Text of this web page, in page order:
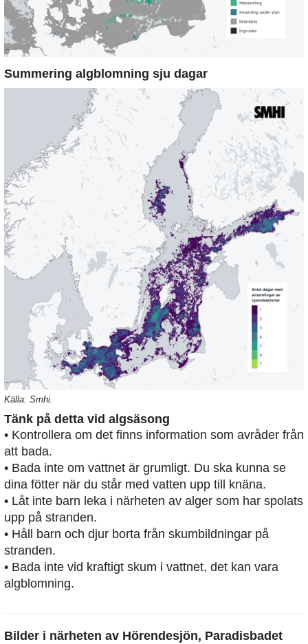
Summering algblomning sju dagar
Källa: Smhi.
Tänk på detta vid algsäsong
• Kontrollera om det finns information som avråder från
att bada.
• Bada inte om vattnet är grumligt. Du ska kunna se
dina fötter när du står med vatten upp till knäna.
• Låt inte barn leka i närheten av alger som har spolats
upp på stranden.
• Håll barn och djur borta från skumbildningar på
stranden.
• Bada inte vid kraftigt skum i vattnet, det kan vara
algblomning.
Bilder i närheten av Hörendesjön, Paradisbadet